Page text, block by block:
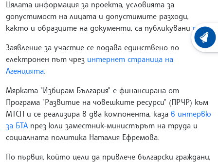
Цялата информация за проекта, условията за
допустимост на лицата и допустимите разходи,
както и образците на документи, са публикувани тук.
Заявление за участие се подава единствено по
електронен път чрез интернет страница на
Агенцията.
Мярката "Избирам България" е финансирана от
Програма "Развитие на човешките ресурси" (ПРЧР) към
МТСП и се реализира в два компонента, каза в интервю
за БТА през юли заместник-министърът на труда и
социалната политика Наталия Ефремова.
По първия, който цели да привлече български граждани,